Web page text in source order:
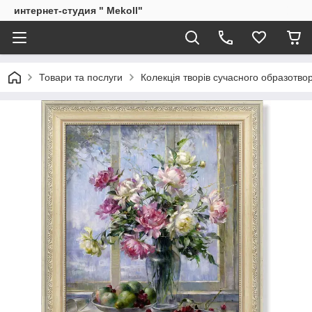
интернет-студия " Mekoll"
Товари та послуги Колекція творів сучасного